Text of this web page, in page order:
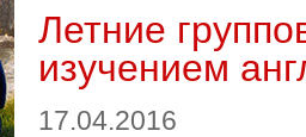
Летние
изучением
17.04.2016